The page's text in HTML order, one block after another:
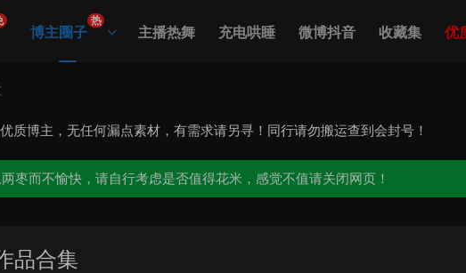
博主圈子
热
主播热舞 充电哄睡 微博抖音 收藏集 优
质博主，无任何漏点素材，有需求请另寻！同行请勿搬运查到会封号！
枣而不愉快，请自行考虑是否值得花米，感觉不值请关闭网页！
品合集